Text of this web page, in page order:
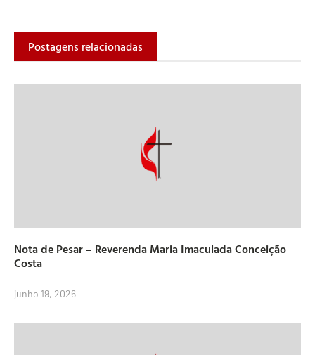
Postagens relacionadas
Nota de Pesar – Reverenda Maria Imaculada Conceição
Costa
junho 19, 2026